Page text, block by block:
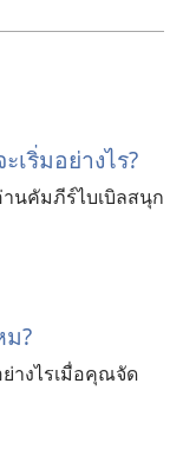
ริ่มอย่างไร?
นคัมภีร์ไบเบิลสนุก
?
างไรเมื่อคุณจัด